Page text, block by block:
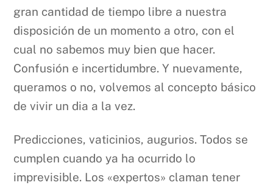
gran cantidad de tiempo libre a nuestra
disposición de un momento a otro, con el
cual no sabemos muy bien que hacer.
Confusión e incertidumbre. Y nuevamente,
queramos o no, volvemos al concepto básico
de vivir un dia a la vez.
Predicciones, vaticinios, augurios. Todos se
cumplen cuando ya ha ocurrido lo
imprevisible. Los «expertos» claman tener